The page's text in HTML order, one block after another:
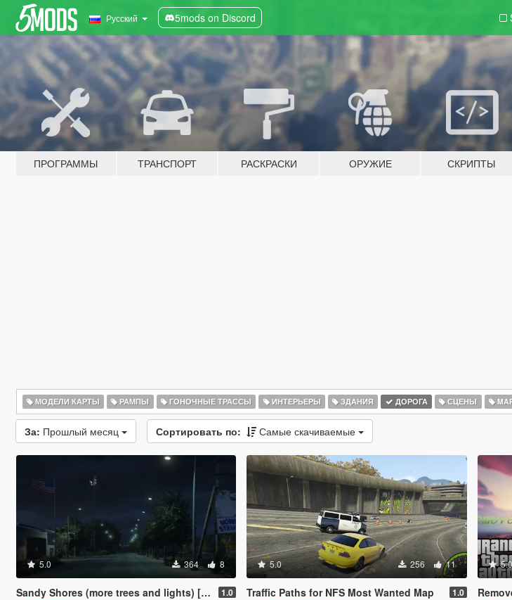
Русский 5mods on Discord
ПРОГРАММЫ ТРАНСПОРТ РАСКРАСКИ ОРУЖИЕ СКРИПТЫ
МОДЕЛИ КАРТЫ РАМПЫ ГОНОЧНЫЕ ТРАССЫ ИНТЕРЬЕРЫ ЗДАНИЯ ДОРОГА СЦЕНЫ
За: Прошлый месяц Сортировать по: Самые скачиваемые
5.0 364 8
Sandy Shores (more trees and lights) [Menyoo] 1.0
5.0 256 11
Traffic Paths for NFS Most Wanted Map 1.0
5.0